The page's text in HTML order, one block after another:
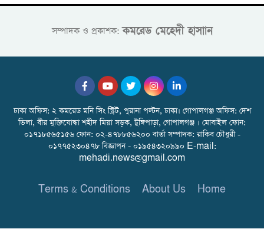
সম্পাদক ও প্রকাশক:কমরেড মেহেদী হাসাান
ঢাকা অফিস: ২ কমরেড মনি সিং স্ট্রিট, পুরানা পল্টন, ঢাকা। গোপালগঞ্জ অফিস: দেশ
ভিলা, বীর মুক্তিযোদ্ধা শহীদ মিয়া সড়ক, টুঙ্গিপাড়া, গোপালগঞ্জ । মোবাইল ফোন:
০১৭১৮৫৬৫১৫৬ ফোন: ০২-৪৭৮৮৫৬২০০ বার্তা সম্পাদক: রাকিব চৌধুরী -
০১৭৭৫২৩০৪৭৮ বিজ্ঞাপন - ০১৯৫৪৩২০৯৯০ E-mail:
mehadi.news@gmail.com
Terms & Conditions About Us Home